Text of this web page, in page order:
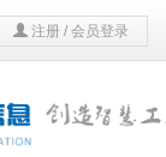
注册 / 会员登录